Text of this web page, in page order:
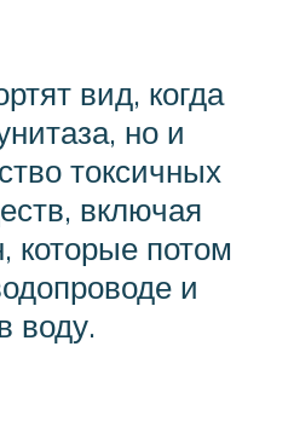
вид, когда
но и
токсичных
включая
которые потом
и
воду.